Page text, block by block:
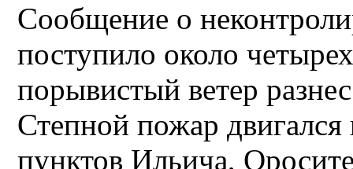
Сообщение о
поступило около
порывистый ветер
Степной пожар
пунктов Ильича,